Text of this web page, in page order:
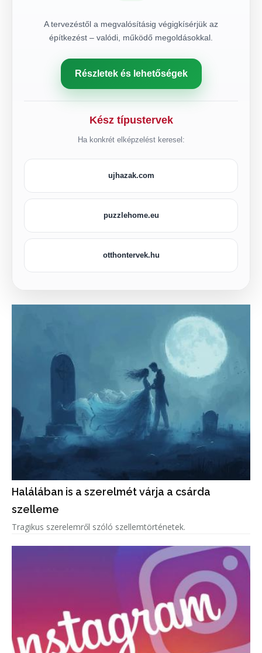
A tervezéstől a megvalósításig végigkísérjük az
építkezést – valódi, működő megoldásokkal.
Részletek és lehetőségek
Kész típustervek
Ha konkrét elképzelést keresel:
ujhazak.com
puzzlehome.eu
otthontervek.hu
Halálában is a szerelmét várja a csárda
szelleme
Tragikus szerelemről szóló szellemtörténetek.